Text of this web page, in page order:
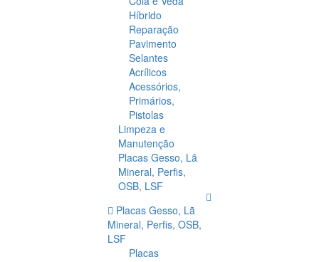
Híbrido
Reparação
Pavimento
Selantes
Acrílicos
Acessórios,
Primários,
Pistolas
Limpeza e
Manutenção
Placas Gesso, Lã
Mineral, Perfis,
OSB, LSF
Placas Gesso, Lã
Mineral, Perfis, OSB,
LSF
Placas